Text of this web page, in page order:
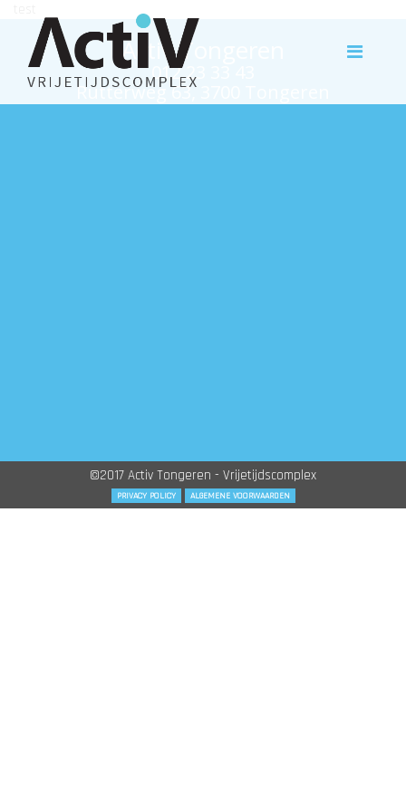
Activ Tongeren
012 23 33 43
Rutterweg 63, 3700 Tongeren
©2017 Activ Tongeren - Vrijetijdscomplex
PRIVACY POLICY ALGEMENE VOORWAARDEN